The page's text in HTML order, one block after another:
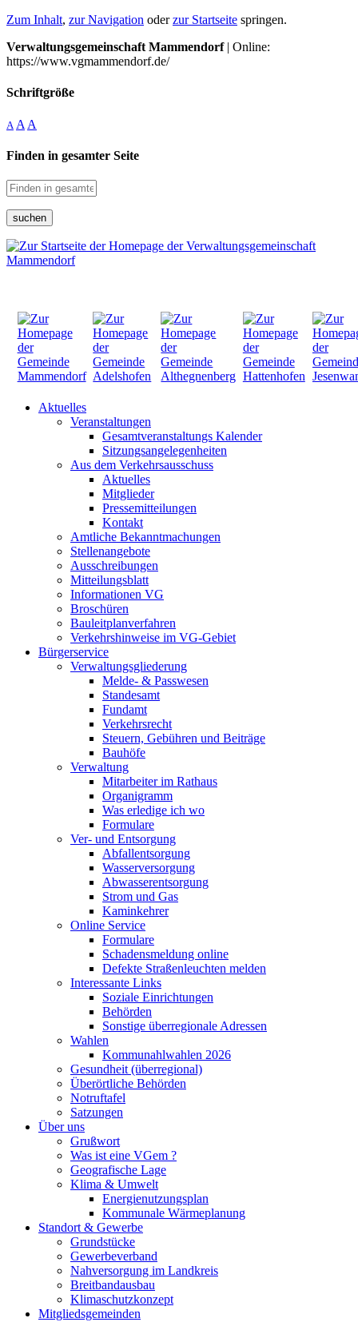
Zum Inhalt, zur Navigation oderzur Startseite springen.
Verwaltungsgemeinschaft Mammendorf| Online:
https://www.vgmammendorf.de/
Schriftgröße
A A A
Finden in gesamter Seite
suchen
Aktuelles
Veranstaltungen
Gesamtveranstaltungs Kalender
Sitzungsangelegenheiten
Aus dem Verkehrsausschuss
Aktuelles
Mitglieder
Pressemitteilungen
Kontakt
Amtliche Bekanntmachungen
Stellenangebote
Ausschreibungen
Mitteilungsblatt
Informationen VG
Broschüren
Bauleitplanverfahren
Verkehrshinweise im VG-Gebiet
Bürgerservice
Verwaltungsgliederung
Melde- & Passwesen
Standesamt
Fundamt
Verkehrsrecht
Steuern, Gebühren und Beiträge
Bauhöfe
Verwaltung
Mitarbeiter im Rathaus
Organigramm
Was erledige ich wo
Formulare
Ver- und Entsorgung
Abfallentsorgung
Wasserversorgung
Abwasserentsorgung
Strom und Gas
Kaminkehrer
Online Service
Formulare
Schadensmeldung online
Defekte Straßenleuchten melden
Interessante Links
Soziale Einrichtungen
Behörden
Sonstige überregionale Adressen
Wahlen
Kommunahlwahlen 2026
Gesundheit (überregional)
Überörtliche Behörden
Notruftafel
Satzungen
Über uns
Grußwort
Was ist eine VGem ?
Geografische Lage
Klima & Umwelt
Energienutzungsplan
Kommunale Wärmeplanung
Standort & Gewerbe
Grundstücke
Gewerbeverband
Nahversorgung im Landkreis
Breitbandausbau
Klimaschutzkonzept
Mitgliedsgemeinden